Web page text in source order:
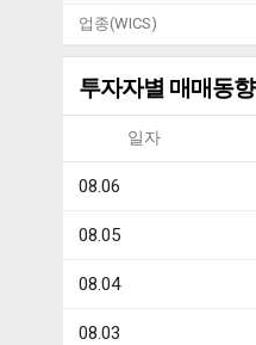
업종(WICS)
투자자별 매매동향
일자
08.06
08.05
08.04
08.03